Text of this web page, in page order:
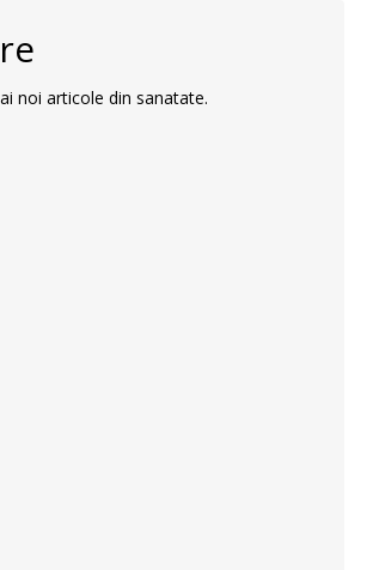
noi articole din sanatate.